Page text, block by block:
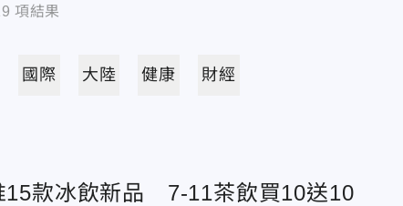
項結果
國際 大陸 健康 財經
15款冰飲新品 7-11茶飲買10送10